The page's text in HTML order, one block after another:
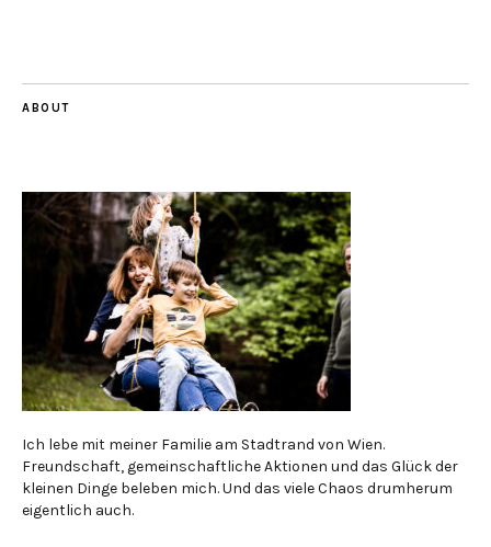
ABOUT
Ich lebe mit meiner Familie am Stadtrand von Wien.
Freundschaft, gemeinschaftliche Aktionen und das Glück der
kleinen Dinge beleben mich. Und das viele Chaos drumherum
eigentlich auch.